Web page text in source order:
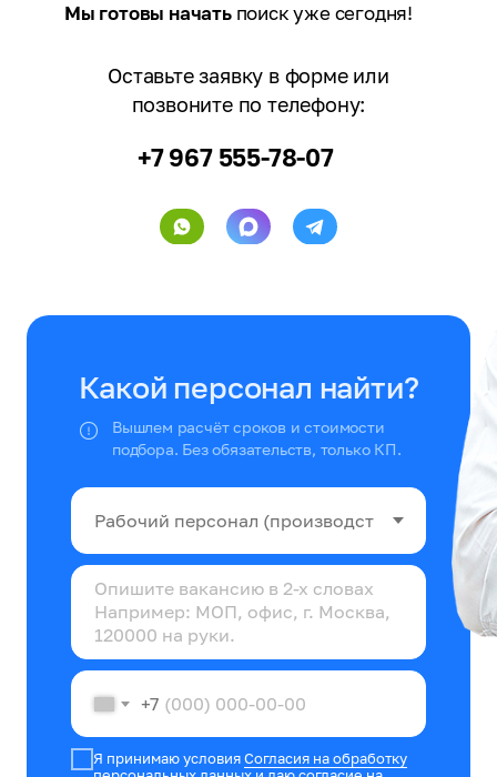
+7 967 555-78-07
Оставьте заявку в форме или
позвоните по телефону:
Мы готовы начатьпоиск уже сегодня!
Какой персонал найти?
Вышлем расчёт сроков и стоимости
подбора. Без обязательств, только КП.
+7
Я принимаю условияСогласия на обработку